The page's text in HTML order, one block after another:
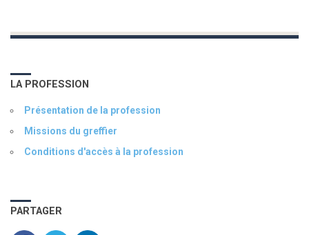
LA PROFESSION
Présentation de la profession
Missions du greffier
Conditions d'accès à la profession
PARTAGER